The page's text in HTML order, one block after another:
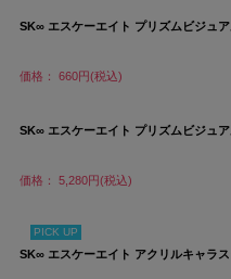
SK∞ エスケーエイト プリズムビジュ
価格： 660円(税込)
SK∞ エスケーエイト プリズムビジュ
価格： 5,280円(税込)
PICK UP
SK∞ エスケーエイト アクリルキャラ